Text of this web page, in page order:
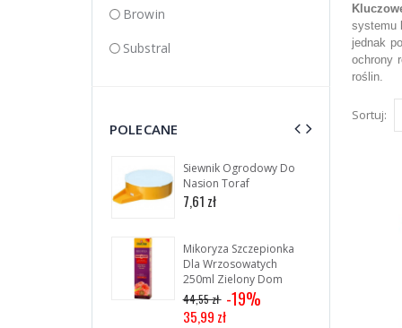
Browin
Substral
POLECANE
Siewnik Ogrodowy Do
Nasion Toraf
7,61 zł
Mikoryza Szczepionka
Dla Wrzosowatych
250ml Zielony Dom
44,55 zł -19%
35,99 zł
systemu
jednak
ochrony
roślin.
Sortuj: